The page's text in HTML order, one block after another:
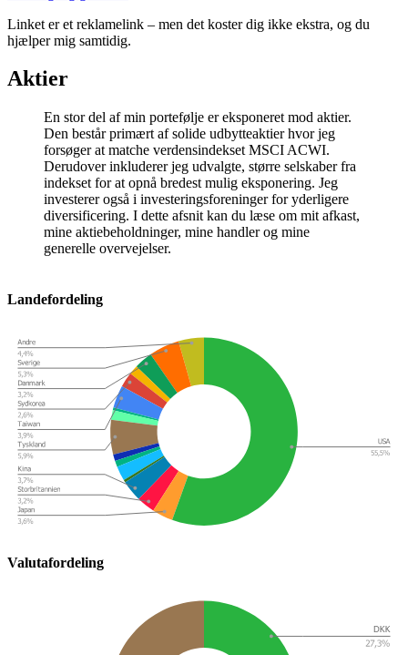
Linket er et reklamelink – men det koster dig ikke ekstra, og du
hjælper mig samtidig.
Aktier
En stor del af min portefølje er eksponeret mod aktier.
Den består primært af solide udbytteaktier hvor jeg
forsøger at matche verdensindekset MSCI ACWI.
Derudover inkluderer jeg udvalgte, større selskaber fra
indekset for at opnå bredest mulig eksponering. Jeg
investerer også i investeringsforeninger for yderligere
diversificering. I dette afsnit kan du læse om mit afkast,
mine aktiebeholdninger, mine handler og mine
generelle overvejelser.
Landefordeling
Valutafordeling